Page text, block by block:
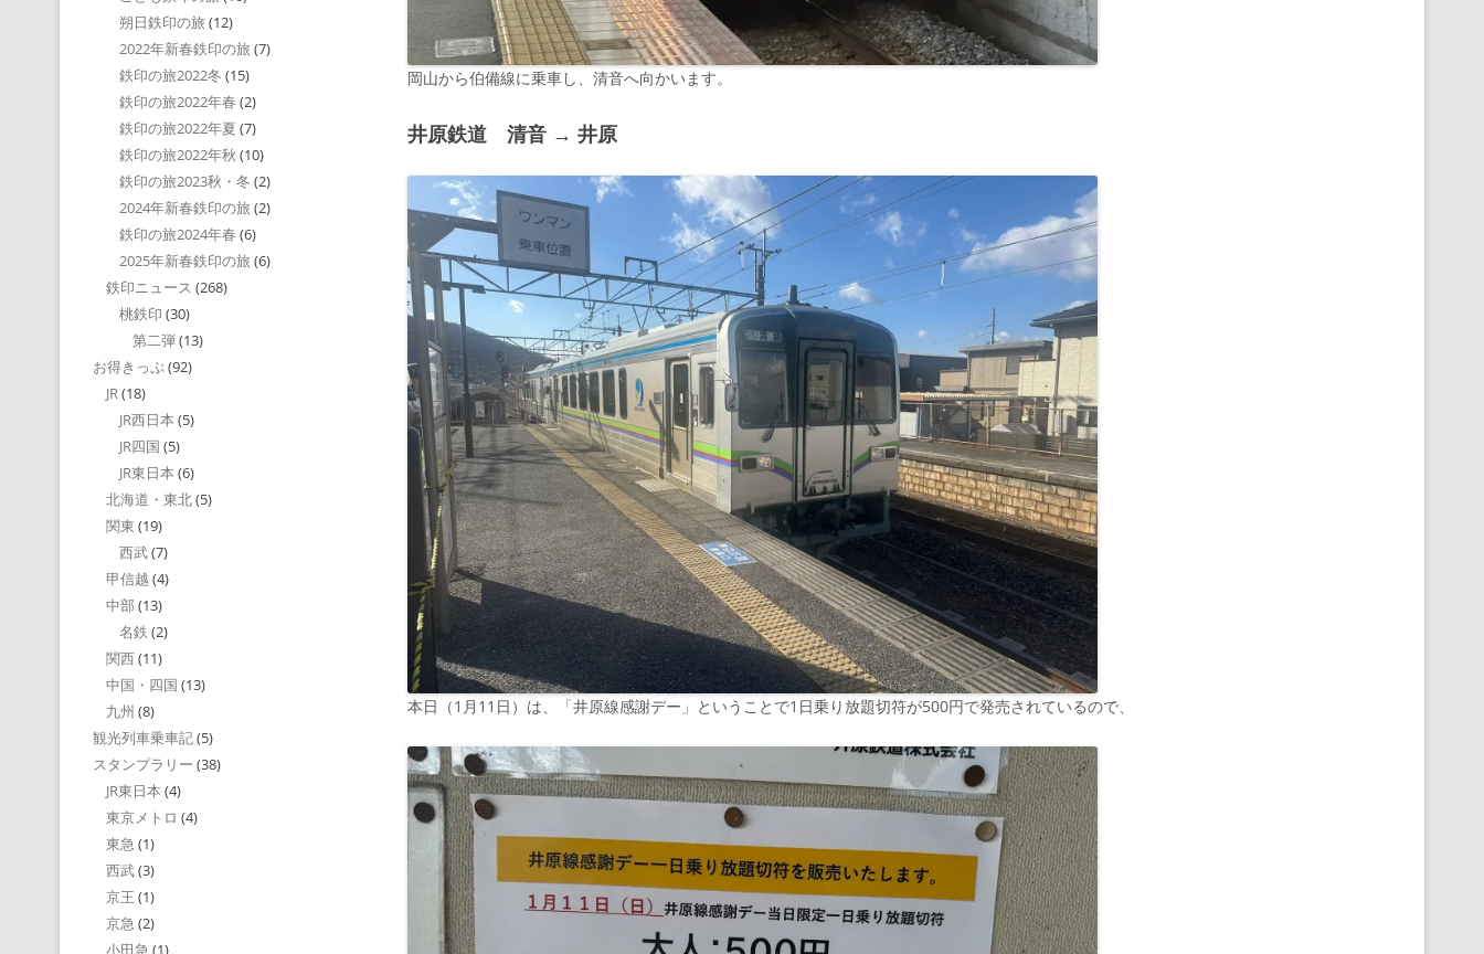
岡山から伯備線に乗車し、清音へ向かいます。
井原鉄道 清音 → 井原
本日（1月11日）は、「井原線感謝デー」ということで1日乗り放題切符が500円で発売されているので、
朔日鉄印の旅 (12)
2022年新春鉄印の旅 (7)
鉄印の旅2022冬 (15)
鉄印の旅2022年春 (2)
鉄印の旅2022年夏 (7)
鉄印の旅2022年秋 (10)
鉄印の旅2023秋・冬 (2)
2024年新春鉄印の旅 (2)
鉄印の旅2024年春 (6)
2025年新春鉄印の旅 (6)
鉄印ニュース (268)
桃鉄印 (30)
第二弾(13)
お得きっぷ(92)
JR(18)
JR西日本 (5)
JR四国 (5)
JR東日本 (6)
北海道・東北(5)
関東 (19)
西武(7)
甲信越 (4)
中部 (13)
名鉄 (2)
関西(11)
中国・四国 (13)
九州 (8)
観光列車乗車記(5)
スタンプラリー (38)
JR東日本 (4)
東京メトロ (4)
東急 (1)
西武(3)
京王 (1)
京急 (2)